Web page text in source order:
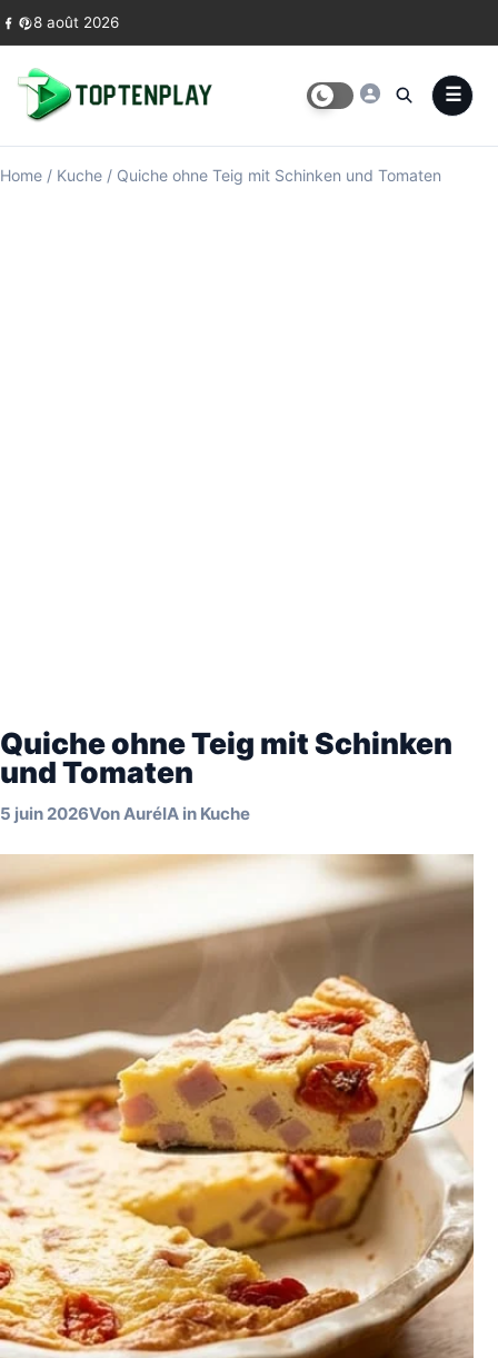
Skip to content
8 août 2026
Home / Kuche / Quiche ohne Teig mit Schinken und Tomaten
Quiche ohne Teig mit Schinken
und Tomaten
5 juin 2026VonAuréIA in Kuche